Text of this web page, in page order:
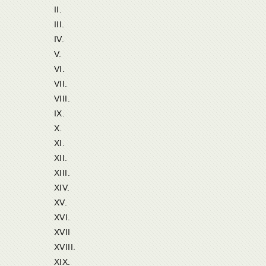
II.
III.
IV.
V.
VI.
VII.
VIII.
IX.
X.
XI.
XII.
XIII.
XIV.
XV.
XVI.
XVII
XVIII.
XIX.